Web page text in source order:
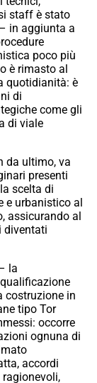
staff è stato
in aggiunta a
poco più
è rimasto al
quotidianità: è
di
come gli
di viale
da ultimo, va
presenti
scelta di
e urbanistico al
assicurando al
diventati
la
costruzione in
tipo Tor
occorre
ognuna di
accordi